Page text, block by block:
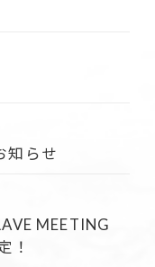
知らせ
MEETING
！